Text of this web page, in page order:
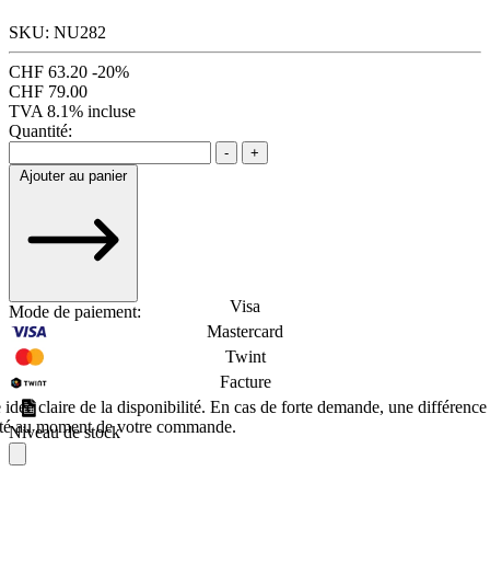
SKU: NU282
CHF 63.20 -20%
CHF 79.00
TVA 8.1% incluse
Quantité:
-
+
Ajouter au panier
Mode de paiement:
Visa
Mastercard
Twint
Facture
Niveau de stock
claire de la disponibilité. En cas de forte demande, une différence
au moment de votre commande.